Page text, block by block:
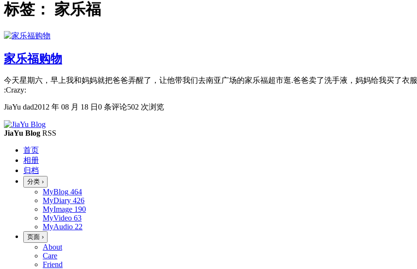
标签： 家乐福
家乐福购物
今天星期六，早上我和妈妈就把爸爸弄醒了，让他带我们去南亚广场的家乐福超市逛.爸爸卖了洗手液，妈妈给我买了衣
:Crazy:
JiaYu dad2012 年 08 月 18 日 0 条评论502 次浏览
JiaYu Blog RSS
首页
相册
归档
分类 ›
MyBlog 464
MyDiary 426
MyImage 190
MyVideo 63
MyAudio 22
页面 ›
About
Care
Friend